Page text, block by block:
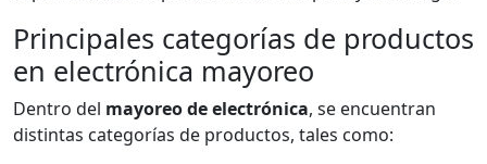
Principales categorías de productos
en electrónica mayoreo
Dentro del mayoreo de electrónica, se encuentran
distintas categorías de productos, tales como: